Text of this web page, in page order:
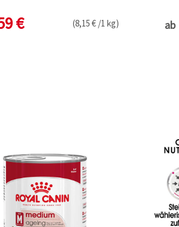
€ (8,15 € /1 kg) ab